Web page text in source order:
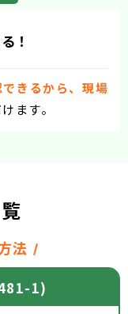
！
きるから、現場
ます。
法
1)